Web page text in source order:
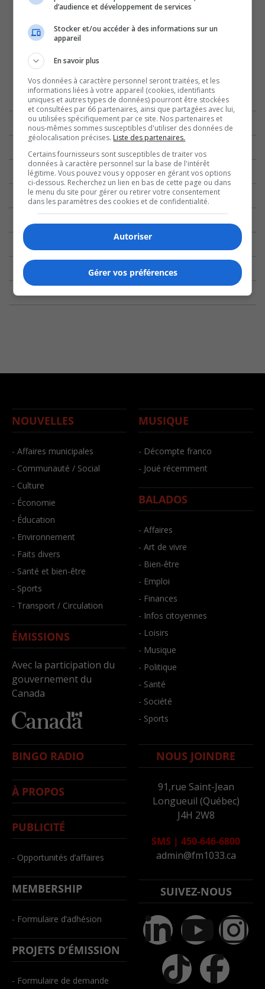
NOUVELLES
- Affaires municipales
- Communauté / Social
- Culture
- Économie
- Éducation
- Environnement
- Faits divers
- Santé et bien-être
- Sports
- Transport / Circulation
ÉMISSIONS
Avec la participation du
gouvernement du
Canada
MUSIQUE
- Décompte franco
- Joué récemment
BALADOS
- Affaires
- Art de vivre
- Bien-être
- Emploi
- Finances
- Infos citoyennes
- Loisirs
- Musique
- Politique
- Santé
- Société
- Sports
BINGO RADIO
À PROPOS
PUBLICITÉ
- Opportunités d’affaires
MEMBERSHIP
- Formulaire d’adhésion
PROJETS D’ÉMISSION
- Formulaire de demande
NOUS JOINDRE
91,rue Saint-Jean
Longueuil (Québec)
J4H 2W8
SMS | 450-646-6800
admin@fm1033.ca
SUIVEZ-NOUS
d’audience et développement de services
Stocker et/ou accéder à des informations sur un
appareil
En savoir plus
Vos données à caractère personnel seront traitées, et les
informations liées à votre appareil (cookies, identifiants
uniques et autres types de données) pourront être stockées
et consultées par 66 partenaires, ainsi que partagées avec lui,
ou utilisées spécifiquement par ce site. Nos partenaires et
nous-mêmes sommes susceptibles d'utiliser des données de
géolocalisation précises. Liste des partenaires.
Certains fournisseurs sont susceptibles de traiter vos
données à caractère personnel sur la base de l'intérêt
légitime. Vous pouvez vous y opposer en gérant vos options
ci-dessous. Recherchez un lien en bas de cette page ou dans
le menu du site pour gérer ou retirer votre consentement
dans les paramètres des cookies et de confidentialité.
Autoriser
Gérer vos préférences